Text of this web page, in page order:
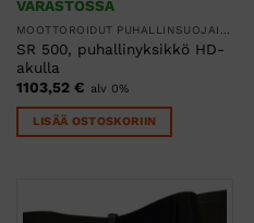
VARASTOSSA
MOOTTOROIDUT PUHALLINSUOJAIMET
SR 500, puhallinyksikkö HD-
akulla
1103,52 € alv 0%
LISÄÄ OSTOSKORIIN